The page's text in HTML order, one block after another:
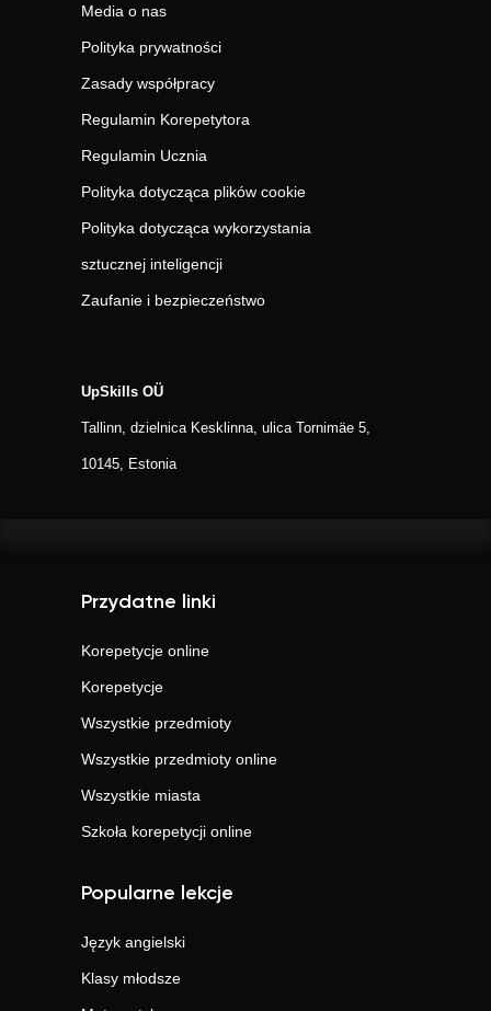
Media o nas
Polityka prywatności
Zasady współpracy
Regulamin Korepetytora
Regulamin Ucznia
Polityka dotycząca plików cookie
Polityka dotycząca wykorzystania
sztucznej inteligencji
Zaufanie i bezpieczeństwo
UpSkills OÜ
Tallinn, dzielnica Kesklinna, ulica Tornimäe 5,
10145, Estonia
Przydatne linki
Korepetycje online
Korepetycje
Wszystkie przedmioty
Wszystkie przedmioty online
Wszystkie miasta
Szkoła korepetycji online
Popularne lekcje
Język angielski
Klasy młodsze